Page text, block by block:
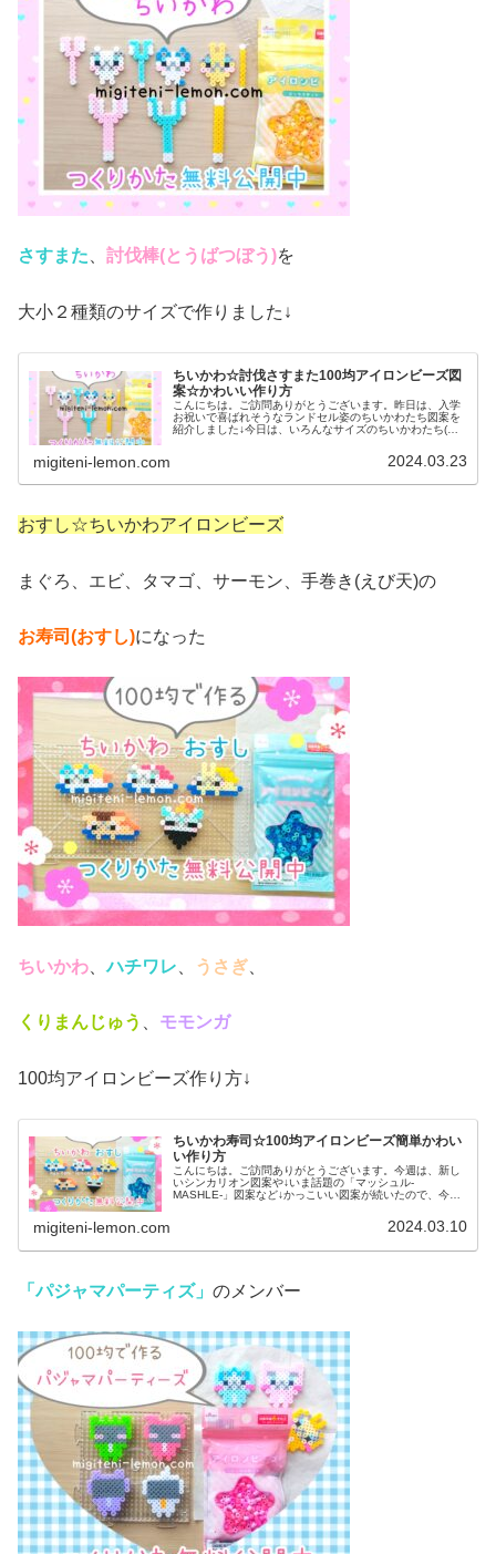
さすまた、 討伐棒(とうばつぼう)を
大小２種類のサイズで作りました↓
ちいかわ☆討伐さすまた100均アイロンビーズ図
案☆かわいい作り方
こんにちは。ご訪問ありがとうございます。昨日は、入学
お祝いで喜ばれそうなランドセル姿のちいかわたち図案を
紹介しました↓今日は、いろんなサイズのちいかわたち(フ
migiteni-lemon.com 2024.03.23
おすし☆ちいかわアイロンビーズ
まぐろ、エビ、タマゴ、サーモン、手巻き(えび天)の
お寿司(おすし)になった
ちいかわ 、ハチワレ うさぎ
くりまんじゅう モモンガ
100均アイロンビーズ作り方↓
ちいかわ寿司☆100均アイロンビーズ簡単かわい
い作り方
こんにちは。ご訪問ありがとうございます。今週は、新し
いシンカリオン図案や↓いま話題の「マッシュル-
MASHLE-」図案など↓かっこいい図案が続いたので、今日
migiteni-lemon.com 2024.03.10
「パジャマパーティズ」 のメンバー